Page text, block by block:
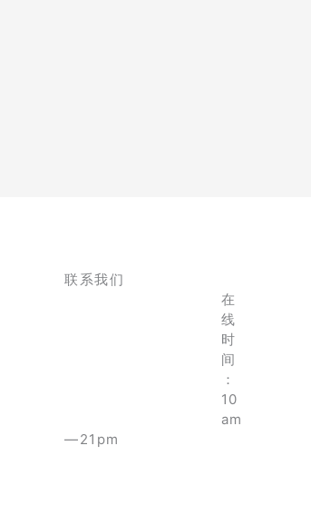
联系我们
在
线
时
间
：
10
am
—21pm